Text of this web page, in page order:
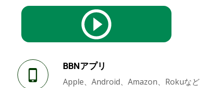
BBNアプリ
Apple、Android、Amazon、Rokuなど